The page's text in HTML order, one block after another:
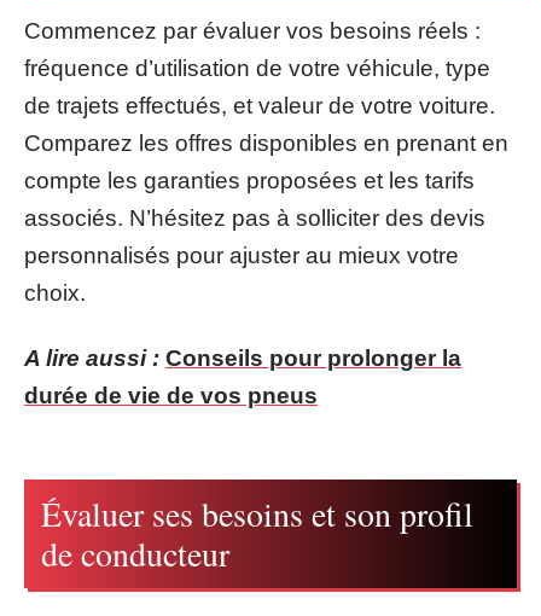
Commencez par évaluer vos besoins réels :
fréquence d’utilisation de votre véhicule, type
de trajets effectués, et valeur de votre voiture.
Comparez les offres disponibles en prenant en
compte les garanties proposées et les tarifs
associés. N’hésitez pas à solliciter des devis
personnalisés pour ajuster au mieux votre
choix.
A lire aussi : Conseils pour prolonger la
durée de vie de vos pneus
Évaluer ses besoins et son profil
de conducteur